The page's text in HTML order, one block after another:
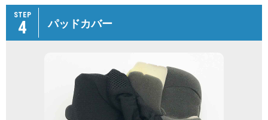
STEP
4 パッドカバー